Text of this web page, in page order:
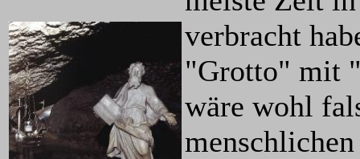
verbracht
"Grotto" mit
wäre wohl